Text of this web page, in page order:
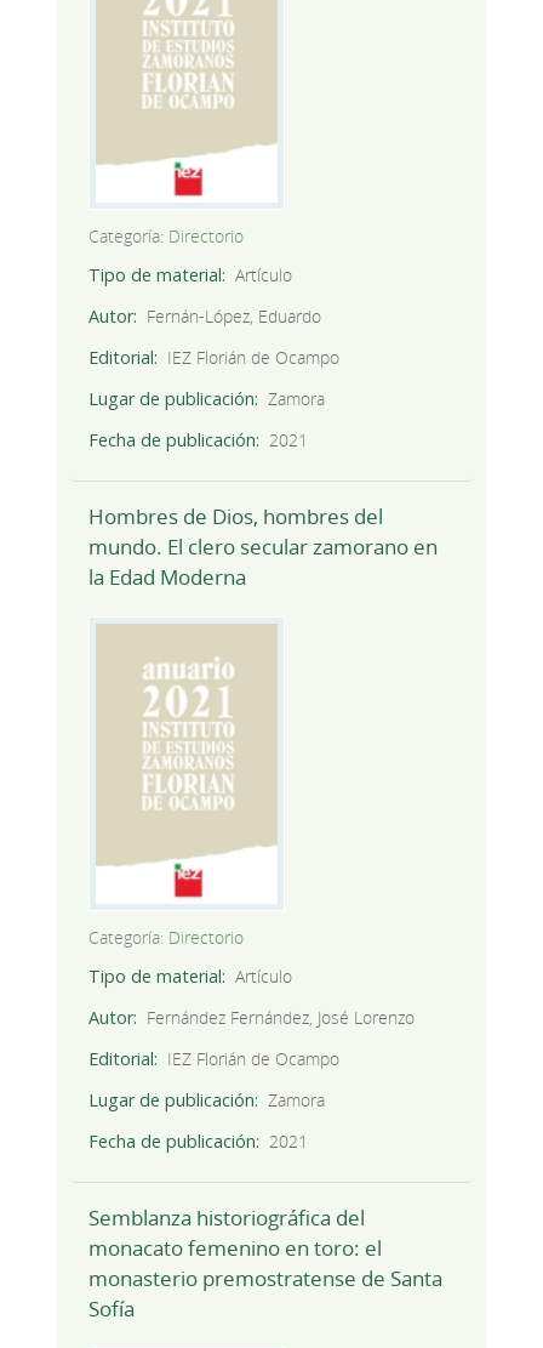
Categoría: Directorio
Tipo de material
Artículo
Autor
Fernán-López, Eduardo
Editorial
IEZ Florián de Ocampo
Lugar de publicación
Zamora
Fecha de publicación
2021
Hombres de Dios, hombres del
mundo. El clero secular zamorano en
la Edad Moderna
Categoría: Directorio
Tipo de material
Artículo
Autor
Fernández Fernández, José Lorenzo
Editorial
IEZ Florián de Ocampo
Lugar de publicación
Zamora
Fecha de publicación
2021
Semblanza historiográfica del
monacato femenino en toro: el
monasterio premostratense de Santa
Sofía